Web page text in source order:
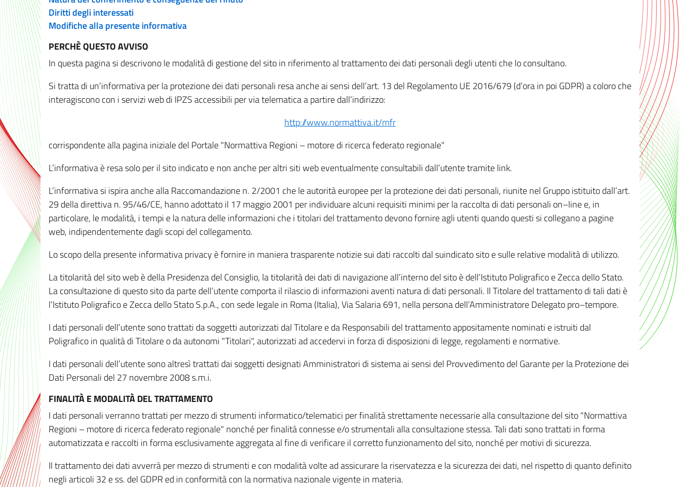
Diritti degli interessati
Modifiche alla presente informativa
PERCHÈ QUESTO AVVISO
In questa pagina si descrivono le modalità di gestione del sito in riferimento al trattamento dei dati personali degli utenti che lo consultano.
Si tratta di un’informativa per la protezione dei dati personali resa anche ai sensi dell’art. 13 del Regolamento UE 2016/679 (d’ora in poi GDPR) a coloro che
interagiscono con i servizi web di IPZS accessibili per via telematica a partire dall’indirizzo:
http://www.normattiva.it/mfr
corrispondente alla pagina iniziale del Portale "Normattiva Regioni – motore di ricerca federato regionale"
L’informativa è resa solo per il sito indicato e non anche per altri siti web eventualmente consultabili dall’utente tramite link.
L’informativa si ispira anche alla Raccomandazione n. 2/2001 che le autorità europee per la protezione dei dati personali, riunite nel Gruppo istituito dall’art.
29 della direttiva n. 95/46/CE, hanno adottato il 17 maggio 2001 per individuare alcuni requisiti minimi per la raccolta di dati personali on–line e, in
particolare, le modalità, i tempi e la natura delle informazioni che i titolari del trattamento devono fornire agli utenti quando questi si collegano a pagine
web, indipendentemente dagli scopi del collegamento.
Lo scopo della presente informativa privacy è fornire in maniera trasparente notizie sui dati raccolti dal suindicato sito e sulle relative modalità di utilizzo.
La titolarità del sito web è della Presidenza del Consiglio, la titolarità dei dati di navigazione all’interno del sito è dell’Istituto Poligrafico e Zecca dello Stato.
La consultazione di questo sito da parte dell’utente comporta il rilascio di informazioni aventi natura di dati personali. Il Titolare del trattamento di tali dati è
l’Istituto Poligrafico e Zecca dello Stato S.p.A., con sede legale in Roma (Italia), Via Salaria 691, nella persona dell’Amministratore Delegato pro–tempore.
I dati personali dell’utente sono trattati da soggetti autorizzati dal Titolare e da Responsabili del trattamento appositamente nominati e istruiti dal
Poligrafico in qualità di Titolare o da autonomi "Titolari", autorizzati ad accedervi in forza di disposizioni di legge, regolamenti e normative.
I dati personali dell’utente sono altresì trattati dai soggetti designati Amministratori di sistema ai sensi del Provvedimento del Garante per la Protezione dei
Dati Personali del 27 novembre 2008 s.m.i.
FINALITÀ E MODALITÀ DEL TRATTAMENTO
I dati personali verranno trattati per mezzo di strumenti informatico/telematici per finalità strettamente necessarie alla consultazione del sito "Normattiva
Regioni – motore di ricerca federato regionale" nonché per finalità connesse e/o strumentali alla consultazione stessa. Tali dati sono trattati in forma
automatizzata e raccolti in forma esclusivamente aggregata al fine di verificare il corretto funzionamento del sito, nonché per motivi di sicurezza.
Il trattamento dei dati avverrà per mezzo di strumenti e con modalità volte ad assicurare la riservatezza e la sicurezza dei dati, nel rispetto di quanto definito
negli articoli 32 e ss. del GDPR ed in conformità con la normativa nazionale vigente in materia.